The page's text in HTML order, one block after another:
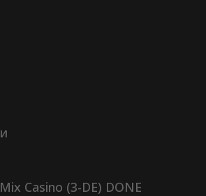
Casino (3-DE) DONE